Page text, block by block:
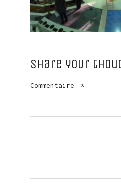
Share your
Commentaire *